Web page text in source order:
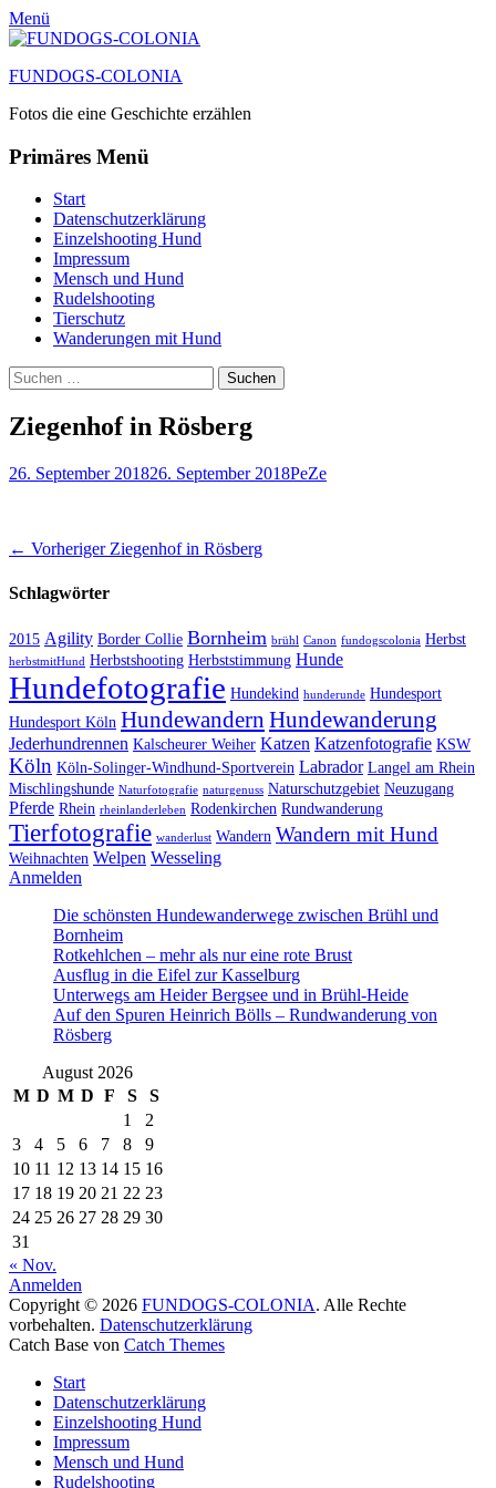
Menü
FUNDOGS-COLONIA
Fotos die eine Geschichte erzählen
Primäres Menü
Zum
Inhalt
springen
Start
Datenschutzerklärung
Einzelshooting Hund
Impressum
Mensch und Hund
Rudelshooting
Tierschutz
Wanderungen mit Hund
Suchen
Suche
nach:
Ziegenhof in Rösberg
Posted
26. September 201826. September 2018Autor
PeZe
Beitragsnavigation
← Vorheriger Vorheriger
Ziegenhof in Rösberg
Schlagwörter
2015 Agility Border Collie Bornheim brühl Canon fundogscolonia Herbst
herbstmitHund Herbstshooting Herbststimmung Hunde
Hundefotografie Hundekind hunderunde Hundesport
Hundesport Köln Hundewandern Hundewanderung
Jederhundrennen Kalscheurer Weiher Katzen Katzenfotografie KSW
Köln Köln-Solinger-Windhund-Sportverein Labrador Langel am Rhein
Mischlingshunde Naturfotografie naturgenuss Naturschutzgebiet Neuzugang
Pferde Rhein rheinlanderleben Rodenkirchen Rundwanderung
Tierfotografie wanderlust Wandern Wandern mit Hund
Weihnachten Welpen Wesseling
Anmelden
Die schönsten Hundewanderwege zwischen Brühl und
Bornheim
Rotkehlchen – mehr als nur eine rote Brust
Ausflug in die Eifel zur Kasselburg
Unterwegs am Heider Bergsee und in Brühl-Heide
Auf den Spuren Heinrich Bölls – Rundwanderung von
Rösberg
August 2026
M D M D F S
S
1
2
3
4 5 6 7 8
9
10 11 12 13 14 15 16
17 18 19 20 21 22 23
24 25 26 27 28 29 30
31
« Nov.
Anmelden
Copyright © 2026 FUNDOGS-COLONIA. Alle Rechte
vorbehalten. Datenschutzerklärung
Catch Base von Catch Themes
oben
scrollen
Start
Datenschutzerklärung
Einzelshooting Hund
Impressum
Mensch und Hund
Rudelshooting